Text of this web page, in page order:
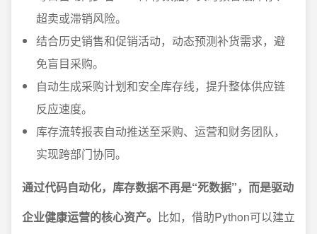
超卖或滞销风险。
结合历史销售和促销活动，动态预测补货需求，避
免盲目采购。
自动生成采购计划和安全库存线，提升整体供应链
反应速度。
库存流转报表自动推送至采购、运营和财务团队，
实现跨部门协同。
通过代码自动化，库存数据不再是“死数据”，而是驱动
企业健康运营的核心资产。 比如，借助Python可以建立